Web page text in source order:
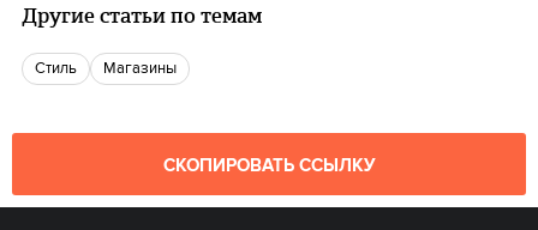
Другие статьи по темам
Стиль магазины
СКОПИРОВАТЬ ССЫЛКУ